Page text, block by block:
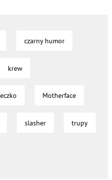
czarny humor
krew
Motherface
slasher trupy